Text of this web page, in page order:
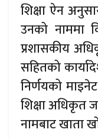
शिक्षा ऐन
उनको नाममा
प्रशासकीय
सहितको
निर्णयको
शिक्षा अधिकृत
नामबाट खाता